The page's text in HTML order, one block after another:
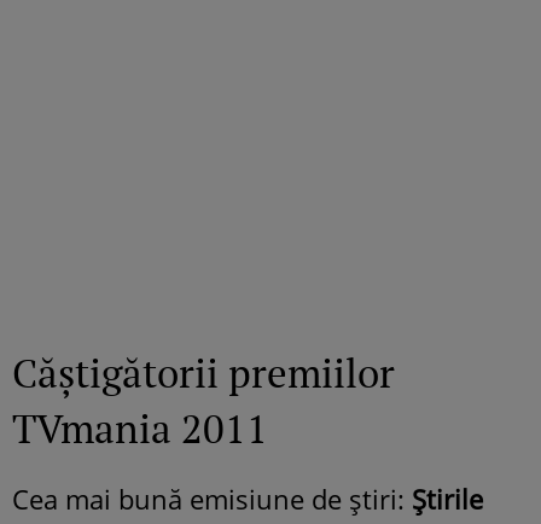
Căştigătorii premiilor
TVmania 2011
Cea mai bună emisiune de știri: Știrile